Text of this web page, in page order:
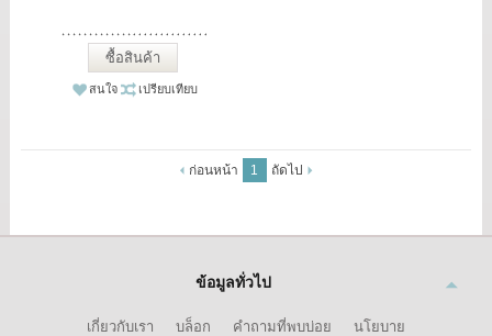
ซื้อสินค้า
สนใจ เปรียบเทียบ
ก่อนหน้า 1 ถัดไป
ข้อมูลทั่วไป
เกี่ยวกับเรา บล็อก คำถามที่พบบ่อย
นโยบาย